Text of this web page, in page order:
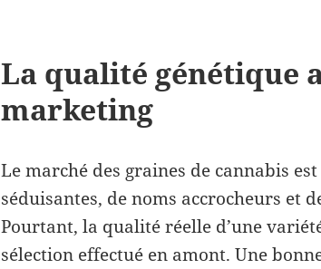
La qualité génétique
marketing
Le marché des graines de cannabis
séduisantes, de noms accrocheurs et
Pourtant, la qualité réelle d’une
sélection effectué en amont. Une